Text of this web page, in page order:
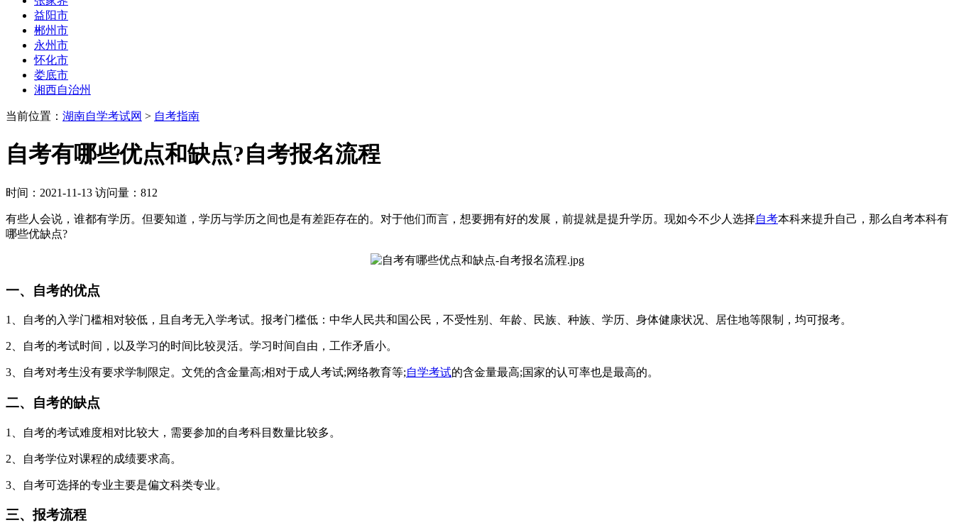
益阳市
郴州市
永州市
怀化市
娄底市
湘西自治州
当前位置： 湖南自学考试网 > 自考指南
自考有哪些优点和缺点?自考报名流程
时间：2021-11-13 访问量：812
有些人会说，谁都有学历。但要知道，学历与学历之间也是有差距存在的。对于他们而言，想要拥有好的发展，前提就是提升学历。现如今不少人选择自考本科来提升自己，那么自考本科有
哪些优缺点?
一、自考的优点
1、自考的入学门槛相对较低，且自考无入学考试。报考门槛低：中华人民共和国公民，不受性别、年龄、民族、种族、学历、身体健康状况、居住地等限制，均可报考。
2、自考的考试时间，以及学习的时间比较灵活。学习时间自由，工作矛盾小。
3、自考对考生没有要求学制限定。文凭的含金量高;相对于成人考试;网络教育等;自学考试的含金量最高;国家的认可率也是最高的。
二、自考的缺点
1、自考的考试难度相对比较大，需要参加的自考科目数量比较多。
2、自考学位对课程的成绩要求高。
3、自考可选择的专业主要是偏文科类专业。
三、报考流程